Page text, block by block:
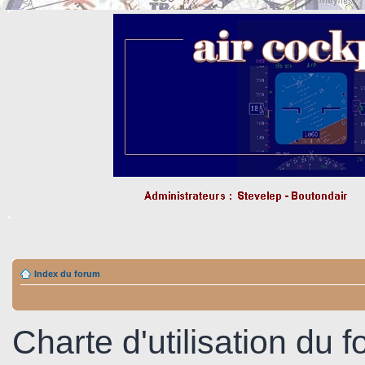
Index du forum
Charte d'utilisation du